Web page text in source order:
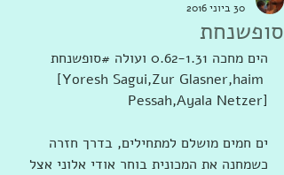
סופשנחת
30 ביוני 2016
הים מחכה 0.62-1.31 ועולה ‫#‏סופשנחת‬
[Yoresh Sagui,Zur Glasner,haim
Pessah,Ayala Netzer]
ים חמים מושלם למתחילים, בדרך חזרה
כשמחנה את המכונית בוחר אודי אלוני אצל